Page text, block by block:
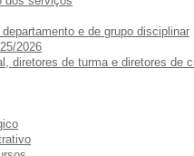
e de grupo disciplinar
2026
diretores de turma e diretores de